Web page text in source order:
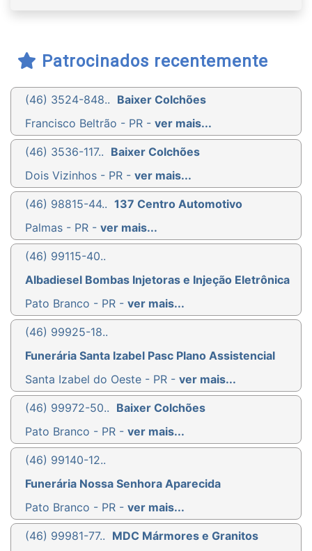
Patrocinados recentemente
(46) 3524-848.. Baixer Colchões
Francisco Beltrão - PR - ver mais...
(46) 3536-117.. Baixer Colchões
Dois Vizinhos - PR - ver mais...
(46) 98815-44.. 137 Centro Automotivo
Palmas - PR - ver mais...
(46) 99115-40..
Albadiesel Bombas Injetoras e Injeção Eletrônica
Pato Branco - PR - ver mais...
(46) 99925-18..
Funerária Santa Izabel Pasc Plano Assistencial
Santa Izabel do Oeste - PR - ver mais...
(46) 99972-50.. Baixer Colchões
Pato Branco - PR - ver mais...
(46) 99140-12..
Funerária Nossa Senhora Aparecida
Pato Branco - PR - ver mais...
(46) 99981-77.. MDC Mármores e Granitos